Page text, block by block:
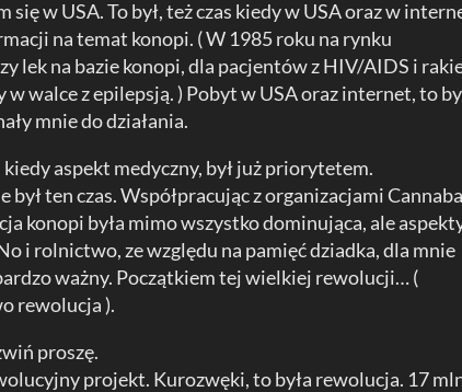
w USA. To był, też czas kiedy w USA oraz w
na temat konopi. ( W 1985 roku na rynku
lek na bazie konopi, dla pacjentów z HIV/AIDS i
walce z epilepsją. ) Pobyt w USA oraz internet, to
mnie do działania.
kiedy aspekt medyczny, był już priorytetem.
był ten czas. Współpracując z organizacjami
konopi była mimo wszystko dominująca, ale
i rolnictwo, ze względu na pamięć dziadka, dla mnie
ważny. Początkiem tej wielkiej rewolucji… (
rewolucja ).
proszę.
projekt. Kurozwęki, to była rewolucja. 17